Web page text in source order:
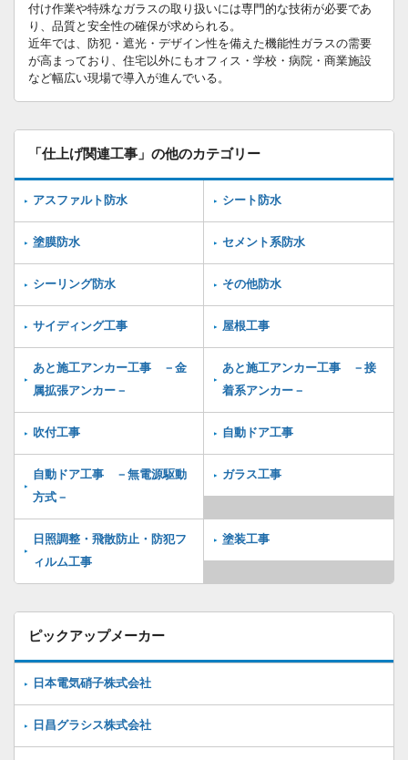
付け作業や特殊なガラスの取り扱いには専門的な技術が必要であ
り、品質と安全性の確保が求められる。
近年では、防犯・遮光・デザイン性を備えた機能性ガラスの需要
が高まっており、住宅以外にもオフィス・学校・病院・商業施設
など幅広い現場で導入が進んでいる。
「仕上げ関連工事」の他のカテゴリー
アスファルト防水 シート防水
塗膜防水 セメント系防水
シーリング防水 その他防水
サイディング工事 屋根工事
あと施工アンカー工事 －金
属拡張アンカー－
あと施工アンカー工事 －接
着系アンカー－
吹付工事 自動ドア工事
自動ドア工事 －無電源駆動
方式－
ガラス工事
日照調整・飛散防止・防犯フ
ィルム工事
塗装工事
ピックアップメーカー
日本電気硝子株式会社
日昌グラシス株式会社